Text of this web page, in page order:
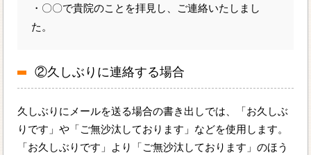
・〇〇で貴院のことを拝見し、ご連絡いたしまし
た。
②久しぶりに連絡する場合
久しぶりにメールを送る場合の書き出しでは、「お久しぶ
りです」や「ご無沙汰しております」などを使用します。
「お久しぶりです」より「ご無沙汰しております」のほう